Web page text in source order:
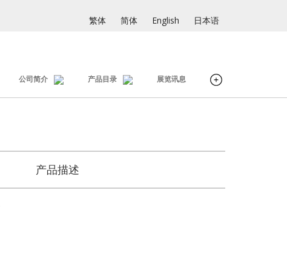
繁体 简体 English 日本语
公司简介 产品目录 展览讯息
产品描述